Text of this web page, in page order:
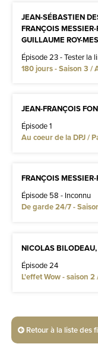
JEAN-SÉBASTIEN
FRANÇOIS
GUILLAUME ROY-
Épisode 23 - Tester la
180 jours - Saison 3 /
JEAN-FRANÇOIS
Épisode 1
Au coeur de la DPJ /
FRANÇOIS
Épisode 58 - Inconnu
De garde 24/7 -
NICOLAS
Épisode 24
L'effet Wow - saison
Retour à la liste des